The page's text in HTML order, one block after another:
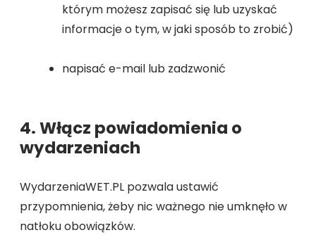
którym możesz zapisać się lub uzyskać
informacje o tym, w jaki sposób to zrobić)
napisać e-mail lub zadzwonić
4. Włącz powiadomienia o
wydarzeniach
WydarzeniaWET.PL pozwala ustawić
przypomnienia, żeby nic ważnego nie umknęło w
natłoku obowiązków.